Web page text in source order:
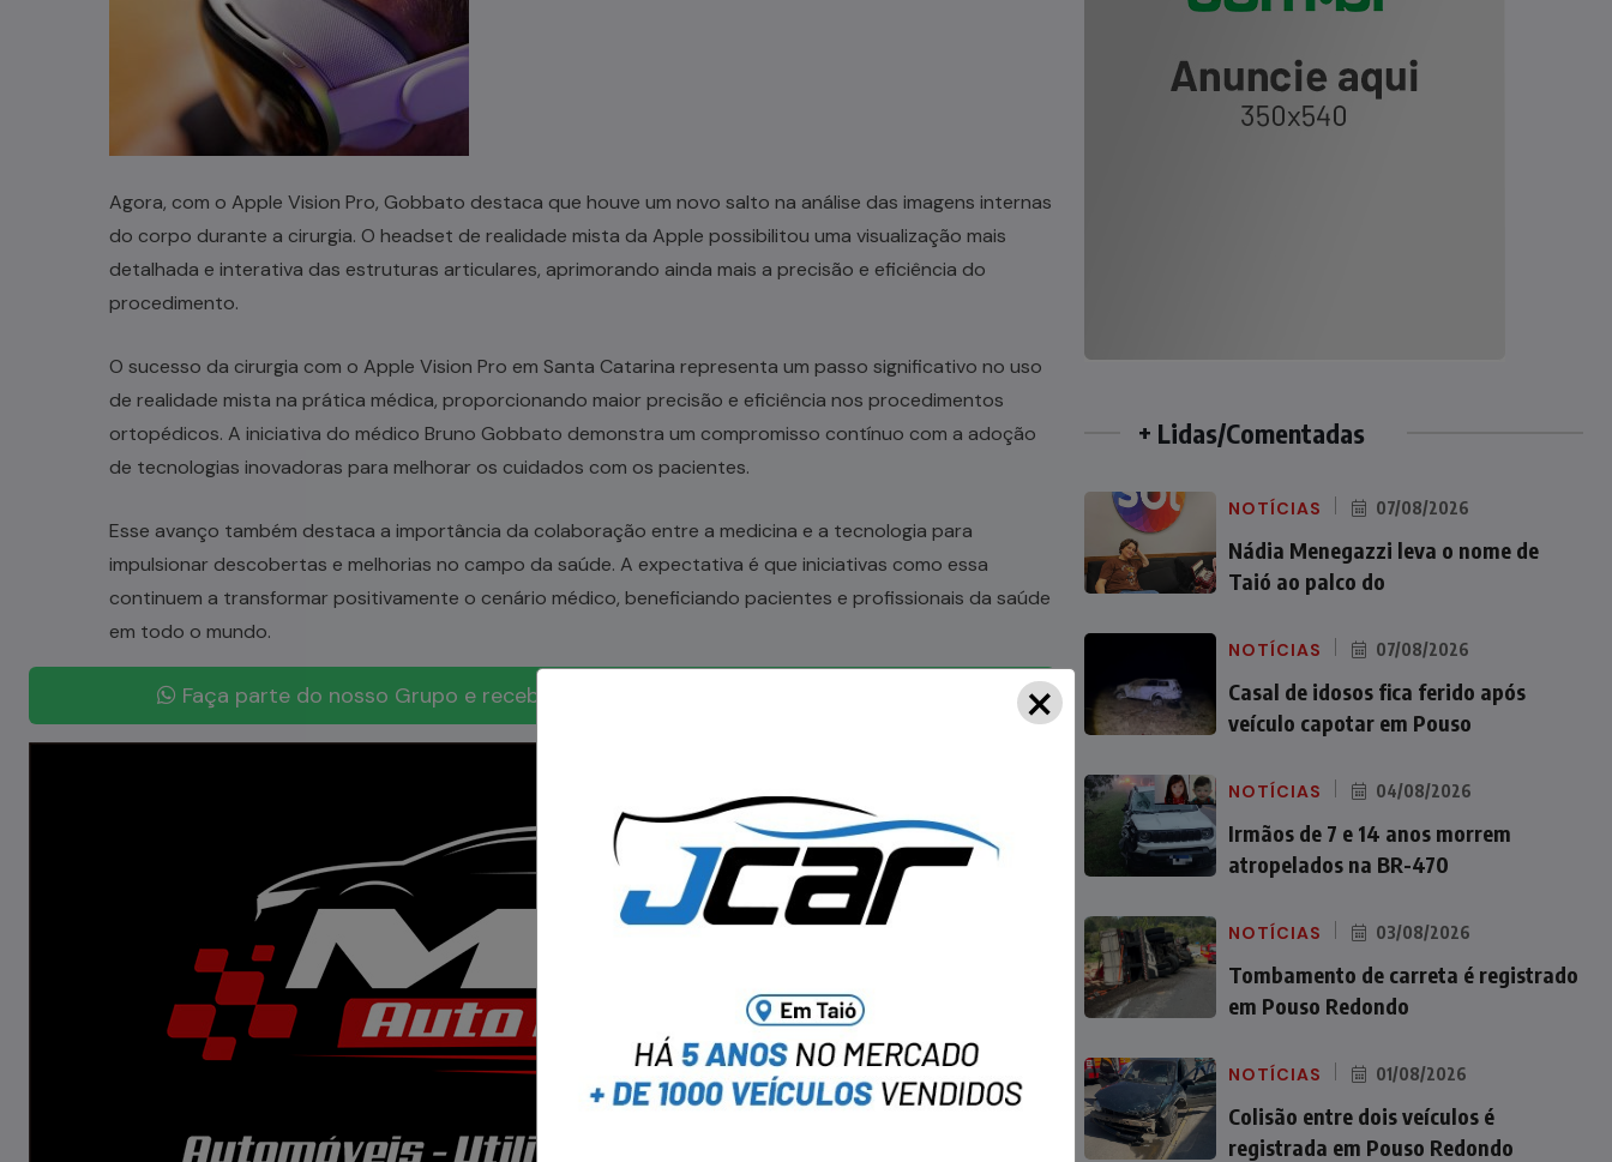
Agora, com o Apple Vision Pro, Gobbato destaca que houve um novo salto na análise das imagens internas
do corpo durante a cirurgia. O headset de realidade mista da Apple possibilitou uma visualização mais
detalhada e interativa das estruturas articulares, aprimorando ainda mais a precisão e eficiência do
procedimento.
O sucesso da cirurgia com o Apple Vision Pro em Santa Catarina representa um passo significativo no uso
de realidade mista na prática médica, proporcionando maior precisão e eficiência nos procedimentos
ortopédicos. A iniciativa do médico Bruno Gobbato demonstra um compromisso contínuo com a adoção
de tecnologias inovadoras para melhorar os cuidados com os pacientes.
Esse avanço também destaca a importância da colaboração entre a medicina e a tecnologia para
impulsionar descobertas e melhorias no campo da saúde. A expectativa é que iniciativas como essa
continuem a transformar positivamente o cenário médico, beneficiando pacientes e profissionais da saúde
em todo o mundo.
Faça parte do nosso Grupo e receba no WhatsApp notícias do Portal OBV.
+ Lidas/Comentadas
NOTÍCIAS 07/08/2026
Nádia Menegazzi leva o nome de
Taió ao palco do
NOTÍCIAS 07/08/2026
Casal de idosos fica ferido após
veículo capotar em Pouso
NOTÍCIAS 04/08/2026
Irmãos de 7 e 14 anos morrem
atropelados na BR-470
NOTÍCIAS 03/08/2026
Tombamento de carreta é registrado
em Pouso Redondo
NOTÍCIAS 01/08/2026
Colisão entre dois veículos é
registrada em Pouso Redondo
×